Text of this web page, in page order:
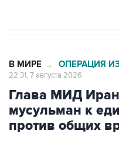
В МИРЕ → ОПЕРАЦИЯ
22:31, 7 августа 2026
Глава МИД
мусульман к
против общих